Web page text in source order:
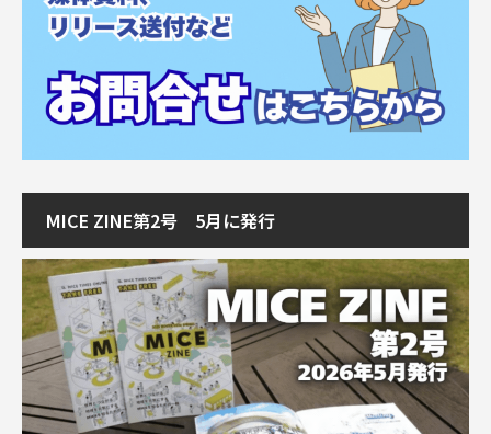
MICE ZINE第2号 5月に発行